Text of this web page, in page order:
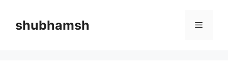
contentshubhamsh Menu